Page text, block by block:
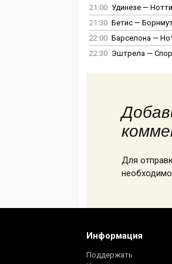
21:00 Удинезе —
21:30 Бетис —
22:00 Барселона —
22:30 Эштрела —
Для
необходимо
Информация
Поддержать